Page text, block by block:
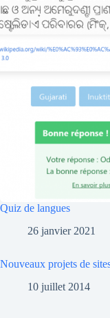
Quiz de langues
26 janvier 2021
Nouveaux projets de
10 juillet 2014